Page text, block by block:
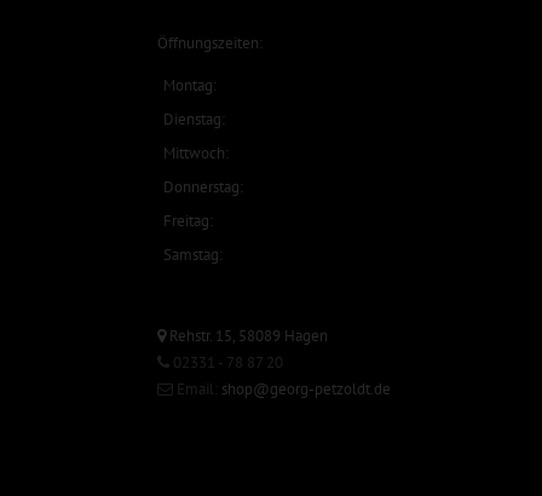
Öffnungszeiten:
Montag:
Dienstag:
Mittwoch:
Donnerstag:
Freitag:
Samstag:
Rehstr. 15, 58089 Hagen
02331 - 78 87 20
Email: shop@georg-petzoldt.de